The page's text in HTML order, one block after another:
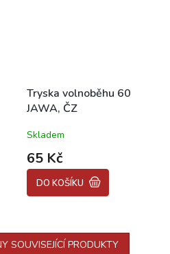
Tryska volnoběhu 60
JAWA, ČZ
Skladem
65 Kč
DO KOŠÍKU
SOUVISEJÍCÍ PRODUKTY